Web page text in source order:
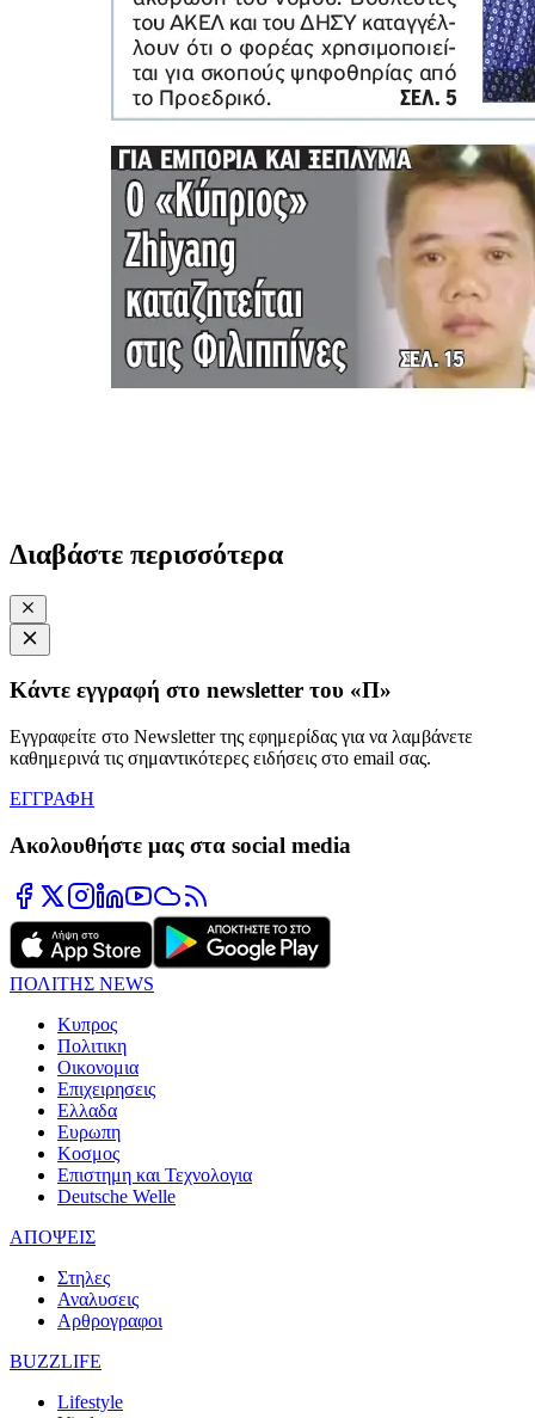
Διαβάστε περισσότερα
Κάντε εγγραφή στο newsletter του «Π»
Εγγραφείτε στο Newsletter της εφημερίδας για να λαμβάνετε
καθημερινά τις σημαντικότερες ειδήσεις στο email σας.
ΕΓΓΡΑΦΗ
Ακολουθήστε μας στα social media
ΠΟΛΙΤΗΣ NEWS
Κυπρος
Πολιτικη
Οικονομια
Επιχειρησεις
Ελλαδα
Ευρωπη
Κοσμος
Επιστημη και Τεχνολογια
Deutsche Welle
ΑΠΟΨΕΙΣ
Στηλες
Αναλυσεις
Αρθρογραφοι
BUZZLIFE
Lifestyle